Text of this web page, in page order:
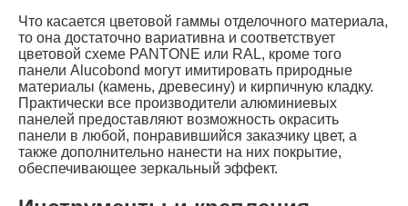
Что касается цветовой гаммы отделочного материала,
то она достаточно вариативна и соответствует
цветовой схеме PANTONE или RAL, кроме того
панели Alucobond могут имитировать природные
материалы (камень, древесину) и кирпичную кладку.
Практически все производители алюминиевых
панелей предоставляют возможность окрасить
панели в любой, понравившийся заказчику цвет, а
также дополнительно нанести на них покрытие,
обеспечивающее зеркальный эффект.